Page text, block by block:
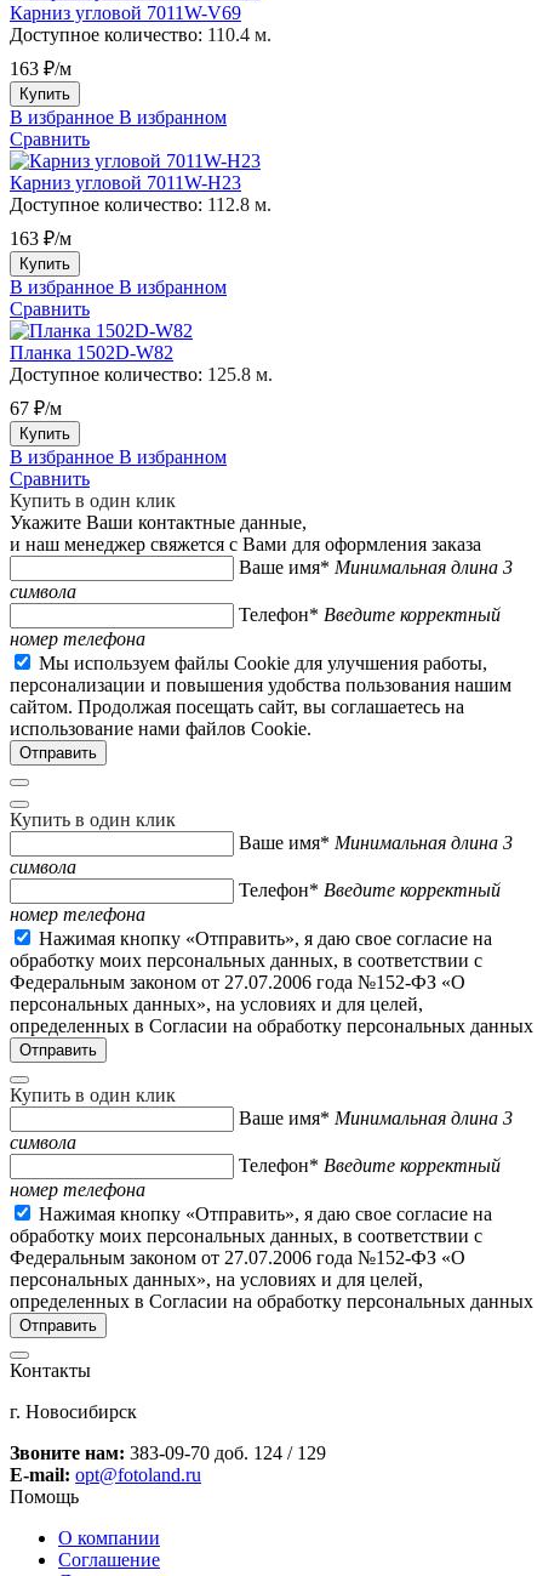
Карниз угловой 7011W-V69
Доступное количество: 110.4 м.
163 ₽/м
Купить
В избранное В избранном
Сравнить
Карниз угловой 7011W-H23
Доступное количество: 112.8 м.
163 ₽/м
Купить
В избранное В избранном
Сравнить
Планка 1502D-W82
Доступное количество: 125.8 м.
67 ₽/м
Купить
В избранное В избранном
Сравнить
Купить в один клик
Укажите Ваши контактные данные,
и наш менеджер свяжется с Вами для оформления заказа
Ваше имя* Минимальная длина 3
символа
Телефон* Введите корректный
номер телефона
Мы используем файлы Cookie для улучшения работы,
персонализации и повышения удобства пользования нашим
сайтом. Продолжая посещать сайт, вы соглашаетесь на
использование нами файлов Cookie.
Купить в один клик
Ваше имя* Минимальная длина 3
символа
Телефон* Введите корректный
номер телефона
Нажимая кнопку «Отправить», я даю свое согласие на
обработку моих персональных данных, в соответствии с
Федеральным законом от 27.07.2006 года №152-ФЗ «О
персональных данных», на условиях и для целей,
определенных в Согласии на обработку персональных данных
Купить в один клик
Ваше имя* Минимальная длина 3
символа
Телефон* Введите корректный
номер телефона
Нажимая кнопку «Отправить», я даю свое согласие на
обработку моих персональных данных, в соответствии с
Федеральным законом от 27.07.2006 года №152-ФЗ «О
персональных данных», на условиях и для целей,
определенных в Согласии на обработку персональных данных
Контакты
г. Новосибирск
Звоните нам: 383-09-70 доб. 124 / 129
E-mail: opt@fotoland.ru
Помощь
О компании
Соглашение